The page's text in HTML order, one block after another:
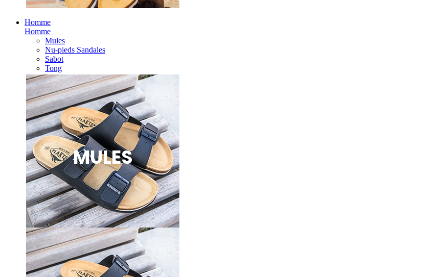
Homme
Homme
Mules
Nu-pieds Sandales
Sabot
Tong
MULES